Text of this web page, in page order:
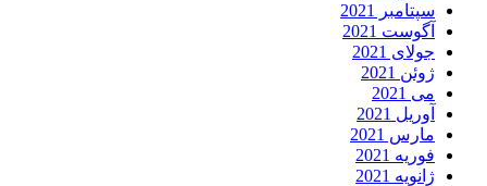
سپتامبر 2021
آگوست 2021
جولای 2021
ژوئن 2021
می 2021
آوریل 2021
مارس 2021
فوریه 2021
ژانویه 2021